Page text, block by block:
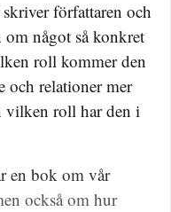
något så konkret
roll kommer den
och relationer mer
vilken roll har den i
en bok om vår
också om hur